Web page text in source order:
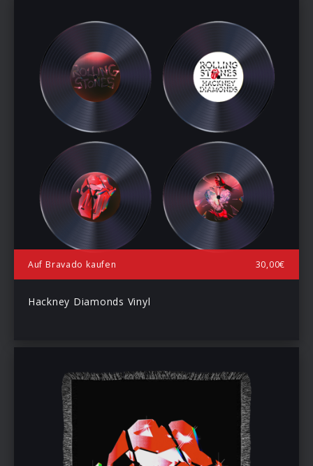
Auf Bravado kaufen 30,00€
Hackney Diamonds Vinyl